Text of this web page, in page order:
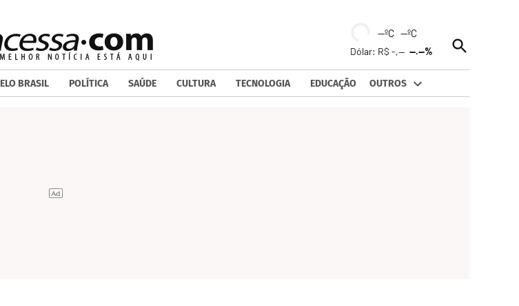
--ºC --ºC
Dólar: R$ -,----.--%
Open
Search
BRASIL POLÍTICA SAÚDE CULTURA TECNOLOGIA EDUCAÇÃO OUTROS